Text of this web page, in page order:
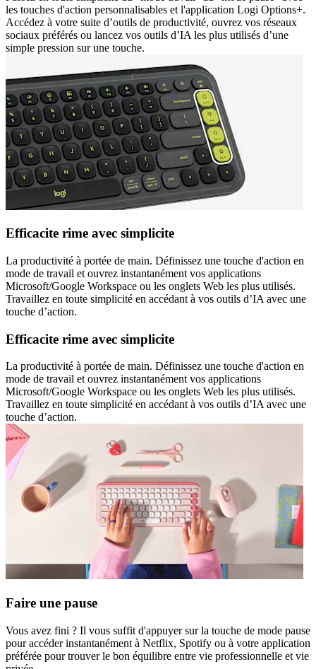
les touches d'action personnalisables et l'application Logi Options+.
Accédez à votre suite d’outils de productivité, ouvrez vos réseaux
sociaux préférés ou lancez vos outils d’IA les plus utilisés d’une
simple pression sur une touche.
Efficacite rime avec simplicite
La productivité à portée de main. Définissez une touche d'action en
mode de travail et ouvrez instantanément vos applications
Microsoft/Google Workspace ou les onglets Web les plus utilisés.
Travaillez en toute simplicité en accédant à vos outils d’IA avec une
touche d’action.
Efficacite rime avec simplicite
La productivité à portée de main. Définissez une touche d'action en
mode de travail et ouvrez instantanément vos applications
Microsoft/Google Workspace ou les onglets Web les plus utilisés.
Travaillez en toute simplicité en accédant à vos outils d’IA avec une
touche d’action.
Faire une pause
Vous avez fini ? Il vous suffit d'appuyer sur la touche de mode pause
pour accéder instantanément à Netflix, Spotify ou à votre application
préférée pour trouver le bon équilibre entre vie professionnelle et vie